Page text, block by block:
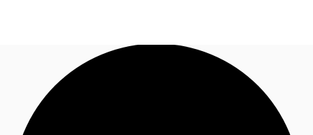
オフィス・事務所
倉庫・物流センター
お電話